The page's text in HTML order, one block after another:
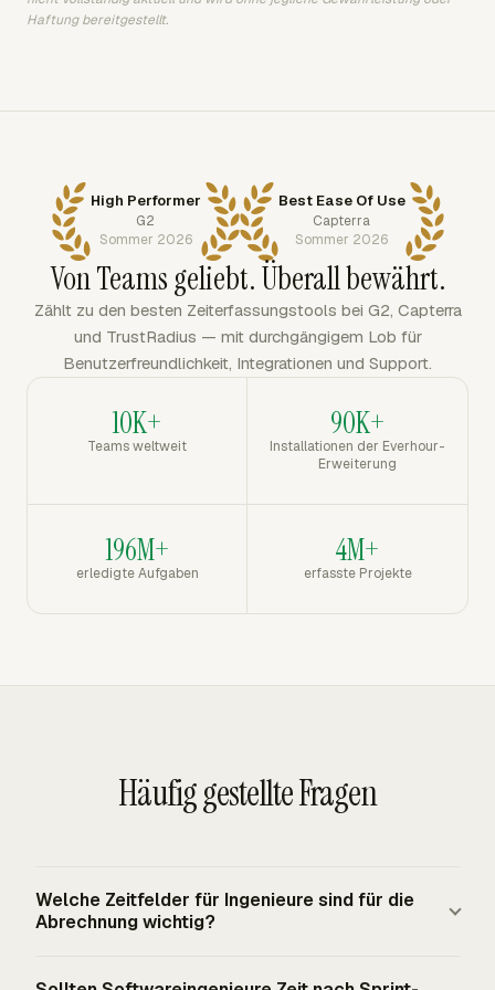
Haftung bereitgestellt.
High Performer
G2
Sommer 2026
Best Ease Of Use
Capterra
Sommer 2026
Von Teams geliebt. Überall bewährt.
Zählt zu den besten Zeiterfassungstools bei G2, Capterra
und TrustRadius — mit durchgängigem Lob für
Benutzerfreundlichkeit, Integrationen und Support.
10K+
Teams weltweit
90K+
Installationen der Everhour-
Erweiterung
196M+
erledigte Aufgaben
4M+
erfasste Projekte
Häufig gestellte Fragen
Welche Zeitfelder für Ingenieure sind für die
Abrechnung wichtig?